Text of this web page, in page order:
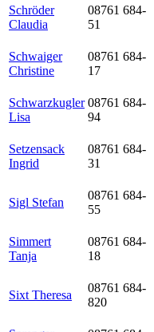
Schröder
Claudia
08761 684-
51
Schwaiger
Christine
08761 684-
17
Schwarzkugler
Lisa
08761 684-
94
Setzensack
Ingrid
08761 684-
31
Sigl Stefan
08761 684-
55
Simmert
Tanja
08761 684-
18
Sixt Theresa
08761 684-
820